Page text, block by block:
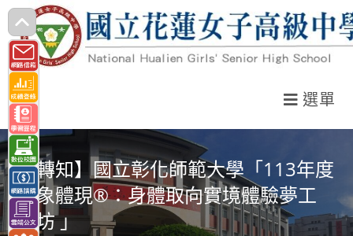
跳
轉
至
主
要
內
容
選單
【轉知】國立彰化師範大學「113年度
意象體現®：身體取向實境體驗夢工
作坊 」